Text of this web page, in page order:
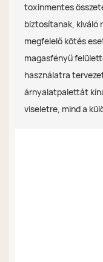
toxinmentes
biztosítanak, kiváló
megfelelő kötés
magasfényű
használatra
árnyalatpalettát
viseletre, mind a